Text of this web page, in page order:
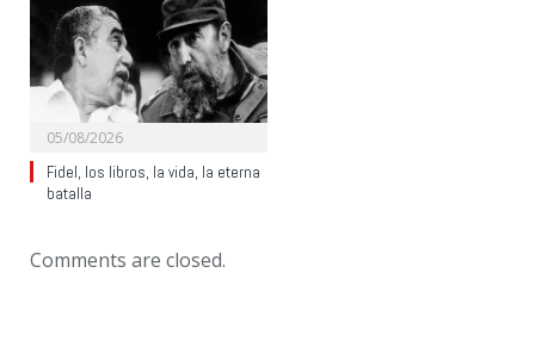
05/08/2026
Fidel, los libros, la vida, la eterna
batalla
Comments are closed.